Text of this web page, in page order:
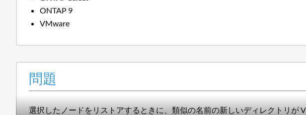
ONTAP 9
VMware
問題
選択したノードをリストアするときに、類似の名前の新しいディレクトリが